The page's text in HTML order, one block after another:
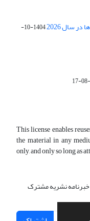
سال 2026
1404-10-
This license enables
the material in any
only, and only so long as
خبرنامه نشریه مشترک